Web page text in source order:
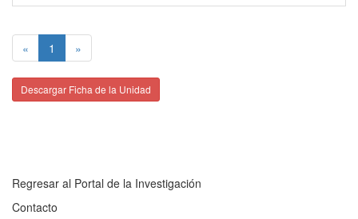
« 1 »
Descargar Ficha de la Unidad
Regresar al Portal de la Investigación
Contacto